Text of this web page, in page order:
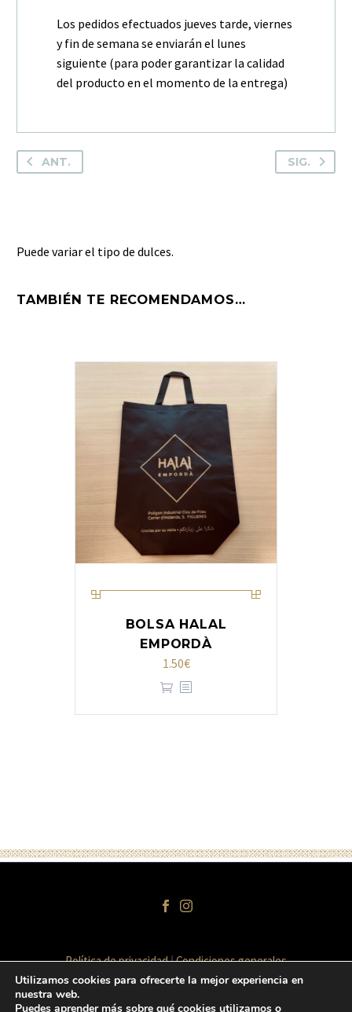
Los pedidos efectuados jueves tarde, viernes
y fin de semana se enviarán el lunes
siguiente (para poder garantizar la calidad
del producto en el momento de la entrega)
ANT. SIG.
Puede variar el tipo de dulces.
TAMBIÉN TE RECOMENDAMOS…
BOLSA HALAL
EMPORDÀ
1.50€
Política de privacidad Condiciones generales
Términos y condiciones de venta Aviso legal
Utilizamos cookies para ofrecerte la mejor experiencia en
nuestra web.
Puedes aprender más sobre qué cookies utilizamos o